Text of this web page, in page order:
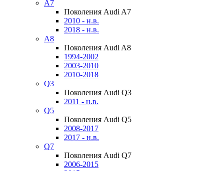
A7
Поколения Audi A7
2010 - н.в.
2018 - н.в.
A8
Поколения Audi A8
1994-2002
2003-2010
2010-2018
Q3
Поколения Audi Q3
2011 - н.в.
Q5
Поколения Audi Q5
2008-2017
2017 - н.в.
Q7
Поколения Audi Q7
2006-2015